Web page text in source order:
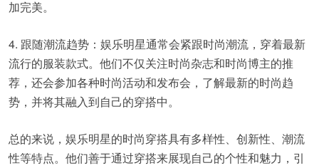
加完美。
4. 跟随潮流趋势：娱乐明星通常会紧跟时尚潮流，穿着最新
流行的服装款式。他们不仅关注时尚杂志和时尚博主的推
荐，还会参加各种时尚活动和发布会，了解最新的时尚趋
势，并将其融入到自己的穿搭中。
总的来说，娱乐明星的时尚穿搭具有多样性、创新性、潮流
性等特点。他们善于通过穿搭来展现自己的个性和魅力，引